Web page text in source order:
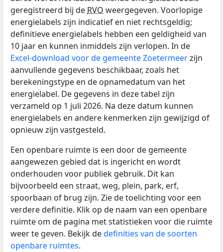
geregistreerd bij de RVO weergegeven. Voorlopige
energielabels zijn indicatief en niet rechtsgeldig;
definitieve energielabels hebben een geldigheid van
10 jaar en kunnen inmiddels zijn verlopen. In de
Excel-download voor de gemeente Zoetermeerzijn
aanvullende gegevens beschikbaar, zoals het
berekeningstype en de opnamedatum van het
energielabel. De gegevens in deze tabel zijn
verzameld op 1 juli 2026. Na deze datum kunnen
energielabels en andere kenmerken zijn gewijzigd of
opnieuw zijn vastgesteld.
Een openbare ruimte is een door de gemeente
aangewezen gebied dat is ingericht en wordt
onderhouden voor publiek gebruik. Dit kan
bijvoorbeeld een straat, weg, plein, park, erf,
spoorbaan of brug zijn. Zie de toelichting voor een
verdere definitie. Klik op de naam van een openbare
ruimte om de pagina met statistieken voor die ruimte
weer te geven. Bekijk dedefinities van de soorten
openbare ruimtes.